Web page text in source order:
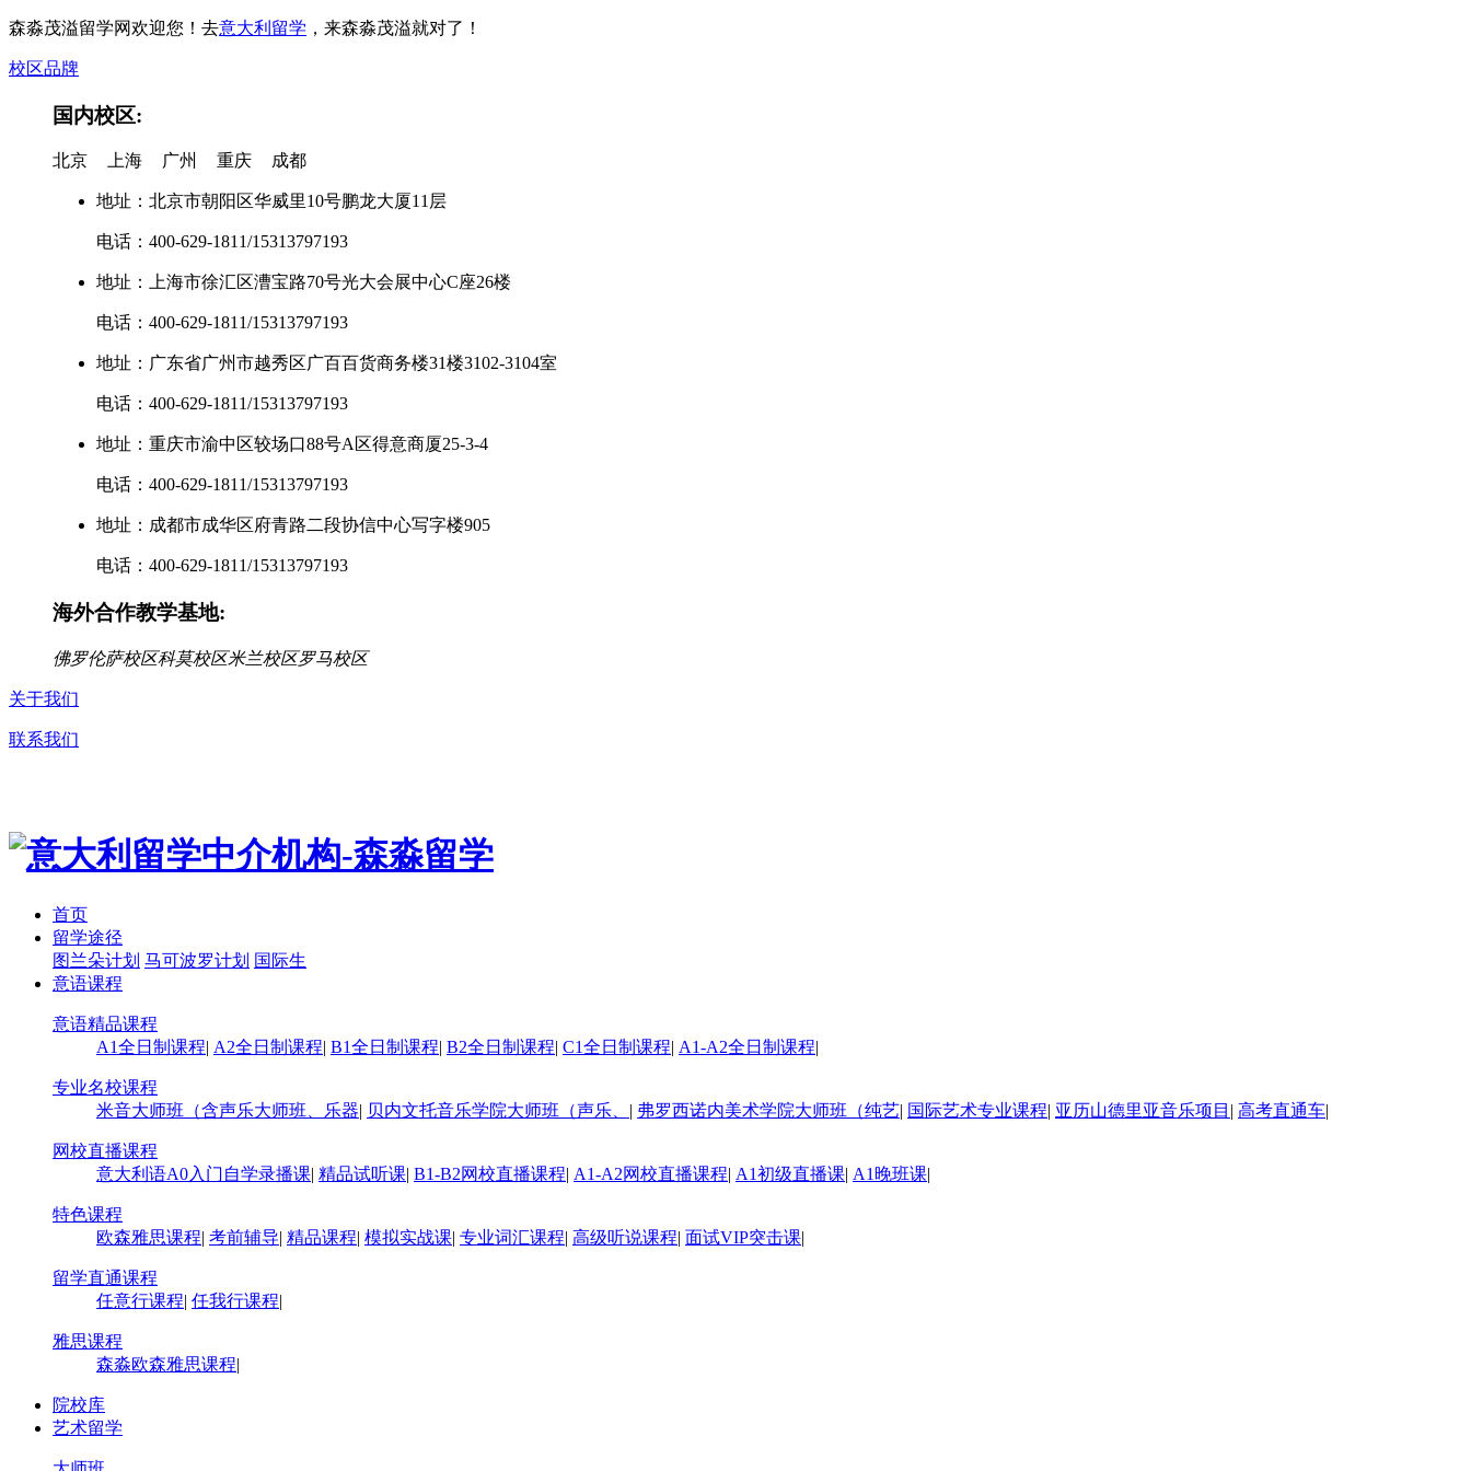
森淼茂溢留学网欢迎您！去意大利留学 ，来森淼茂溢就对了！
校区品牌
国内校区:
北京 上海 广州 重庆 成都
地址：北京市朝阳区华威里10号鹏龙大厦11层
电话：400-629-1811/15313797193
地址：上海市徐汇区漕宝路70号光大会展中心C座26楼
电话：400-629-1811/15313797193
地址：广东省广州市越秀区广百百货商务楼31楼3102-3104室
电话：400-629-1811/15313797193
地址：重庆市渝中区较场口88号A区得意商厦25-3-4
电话：400-629-1811/15313797193
地址：成都市成华区府青路二段协信中心写字楼905
电话：400-629-1811/15313797193
海外合作教学基地:
佛罗伦萨校区科莫校区米兰校区罗马校区
关于我们
联系我们
首页
留学途径
图兰朵计划 马可波罗计划 国际生
意语课程
意语精品课程
A1全日制课程| A2全日制课程| B1全日制课程| B2全日制课程| C1全日制课程| A1-A2全日制课程|
专业名校课程
米音大师班（含声乐大师班、乐器| 贝内文托音乐学院大师班（声乐、 | 弗罗西诺内美术学院大师班（纯艺| 国际艺术专业课程| 亚历山德里亚音乐项目 | 高考直通车|
网校直播课程
意大利语A0入门自学录播课| 精品试听课| B1-B2网校直播课程| A1-A2网校直播课程| A1初级直播课| A1晚班课|
特色课程
欧森雅思课程| 考前辅导| 精品课程| 模拟实战课| 专业词汇课程| 高级听说课程| 面试VIP突击课|
留学直通课程
任意行课程| 任我行课程|
雅思课程
森淼欧森雅思课程|
院校库
艺术留学